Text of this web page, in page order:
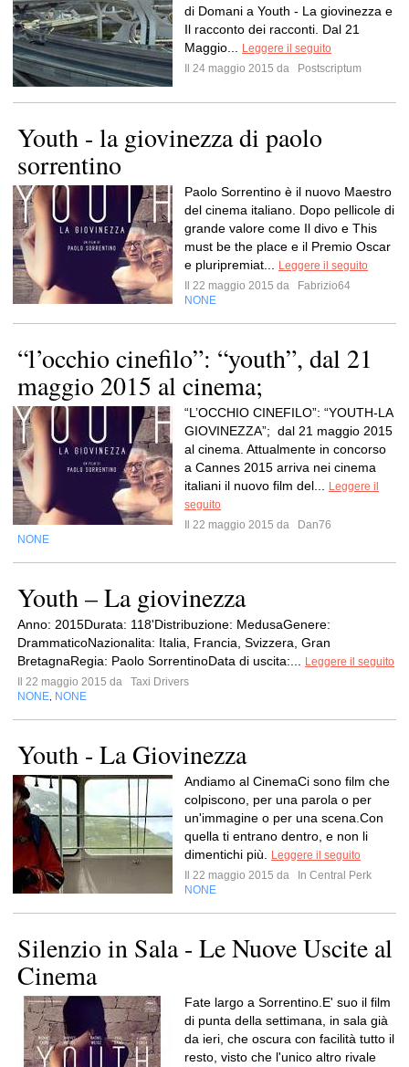
di Domani a Youth - La giovinezza e
Il racconto dei racconti. Dal 21
Maggio...
Leggere il seguito
Il 24 maggio 2015 da
Postscriptum
Youth - la giovinezza di paolo
sorrentino
Paolo Sorrentino è il nuovo Maestro
del cinema italiano. Dopo pellicole di
grande valore come Il divo e This
must be the place e il Premio Oscar
e pluripremiat...
Leggere il seguito
Il 22 maggio 2015 da
Fabrizio64
NONE
“l’occhio cinefilo”: “youth”, dal 21
maggio 2015 al cinema;
“L’OCCHIO CINEFILO”: “YOUTH-LA
GIOVINEZZA”; dal 21 maggio 2015
al cinema. Attualmente in concorso
a Cannes 2015 arriva nei cinema
italiani il nuovo film del...
Leggere il
seguito
Il 22 maggio 2015 da
Dan76
NONE
Youth – La giovinezza
Anno: 2015Durata: 118'Distribuzione: MedusaGenere:
DrammaticoNazionalita: Italia, Francia, Svizzera, Gran
BretagnaRegia: Paolo SorrentinoData di uscita:...
Leggere il seguito
Il 22 maggio 2015 da
Taxi Drivers
NONE NONE
Youth - La Giovinezza
Andiamo al CinemaCi sono film che
colpiscono, per una parola o per
un'immagine o per una scena.Con
quella ti entrano dentro, e non li
dimentichi più.
Leggere il seguito
Il 22 maggio 2015 da
In Central Perk
NONE
Silenzio in Sala - Le Nuove Uscite al
Cinema
Fate largo a Sorrentino.E' suo il film
di punta della settimana, in sala già
da ieri, che oscura con facilità tutto il
resto, visto che l'unico altro rivale